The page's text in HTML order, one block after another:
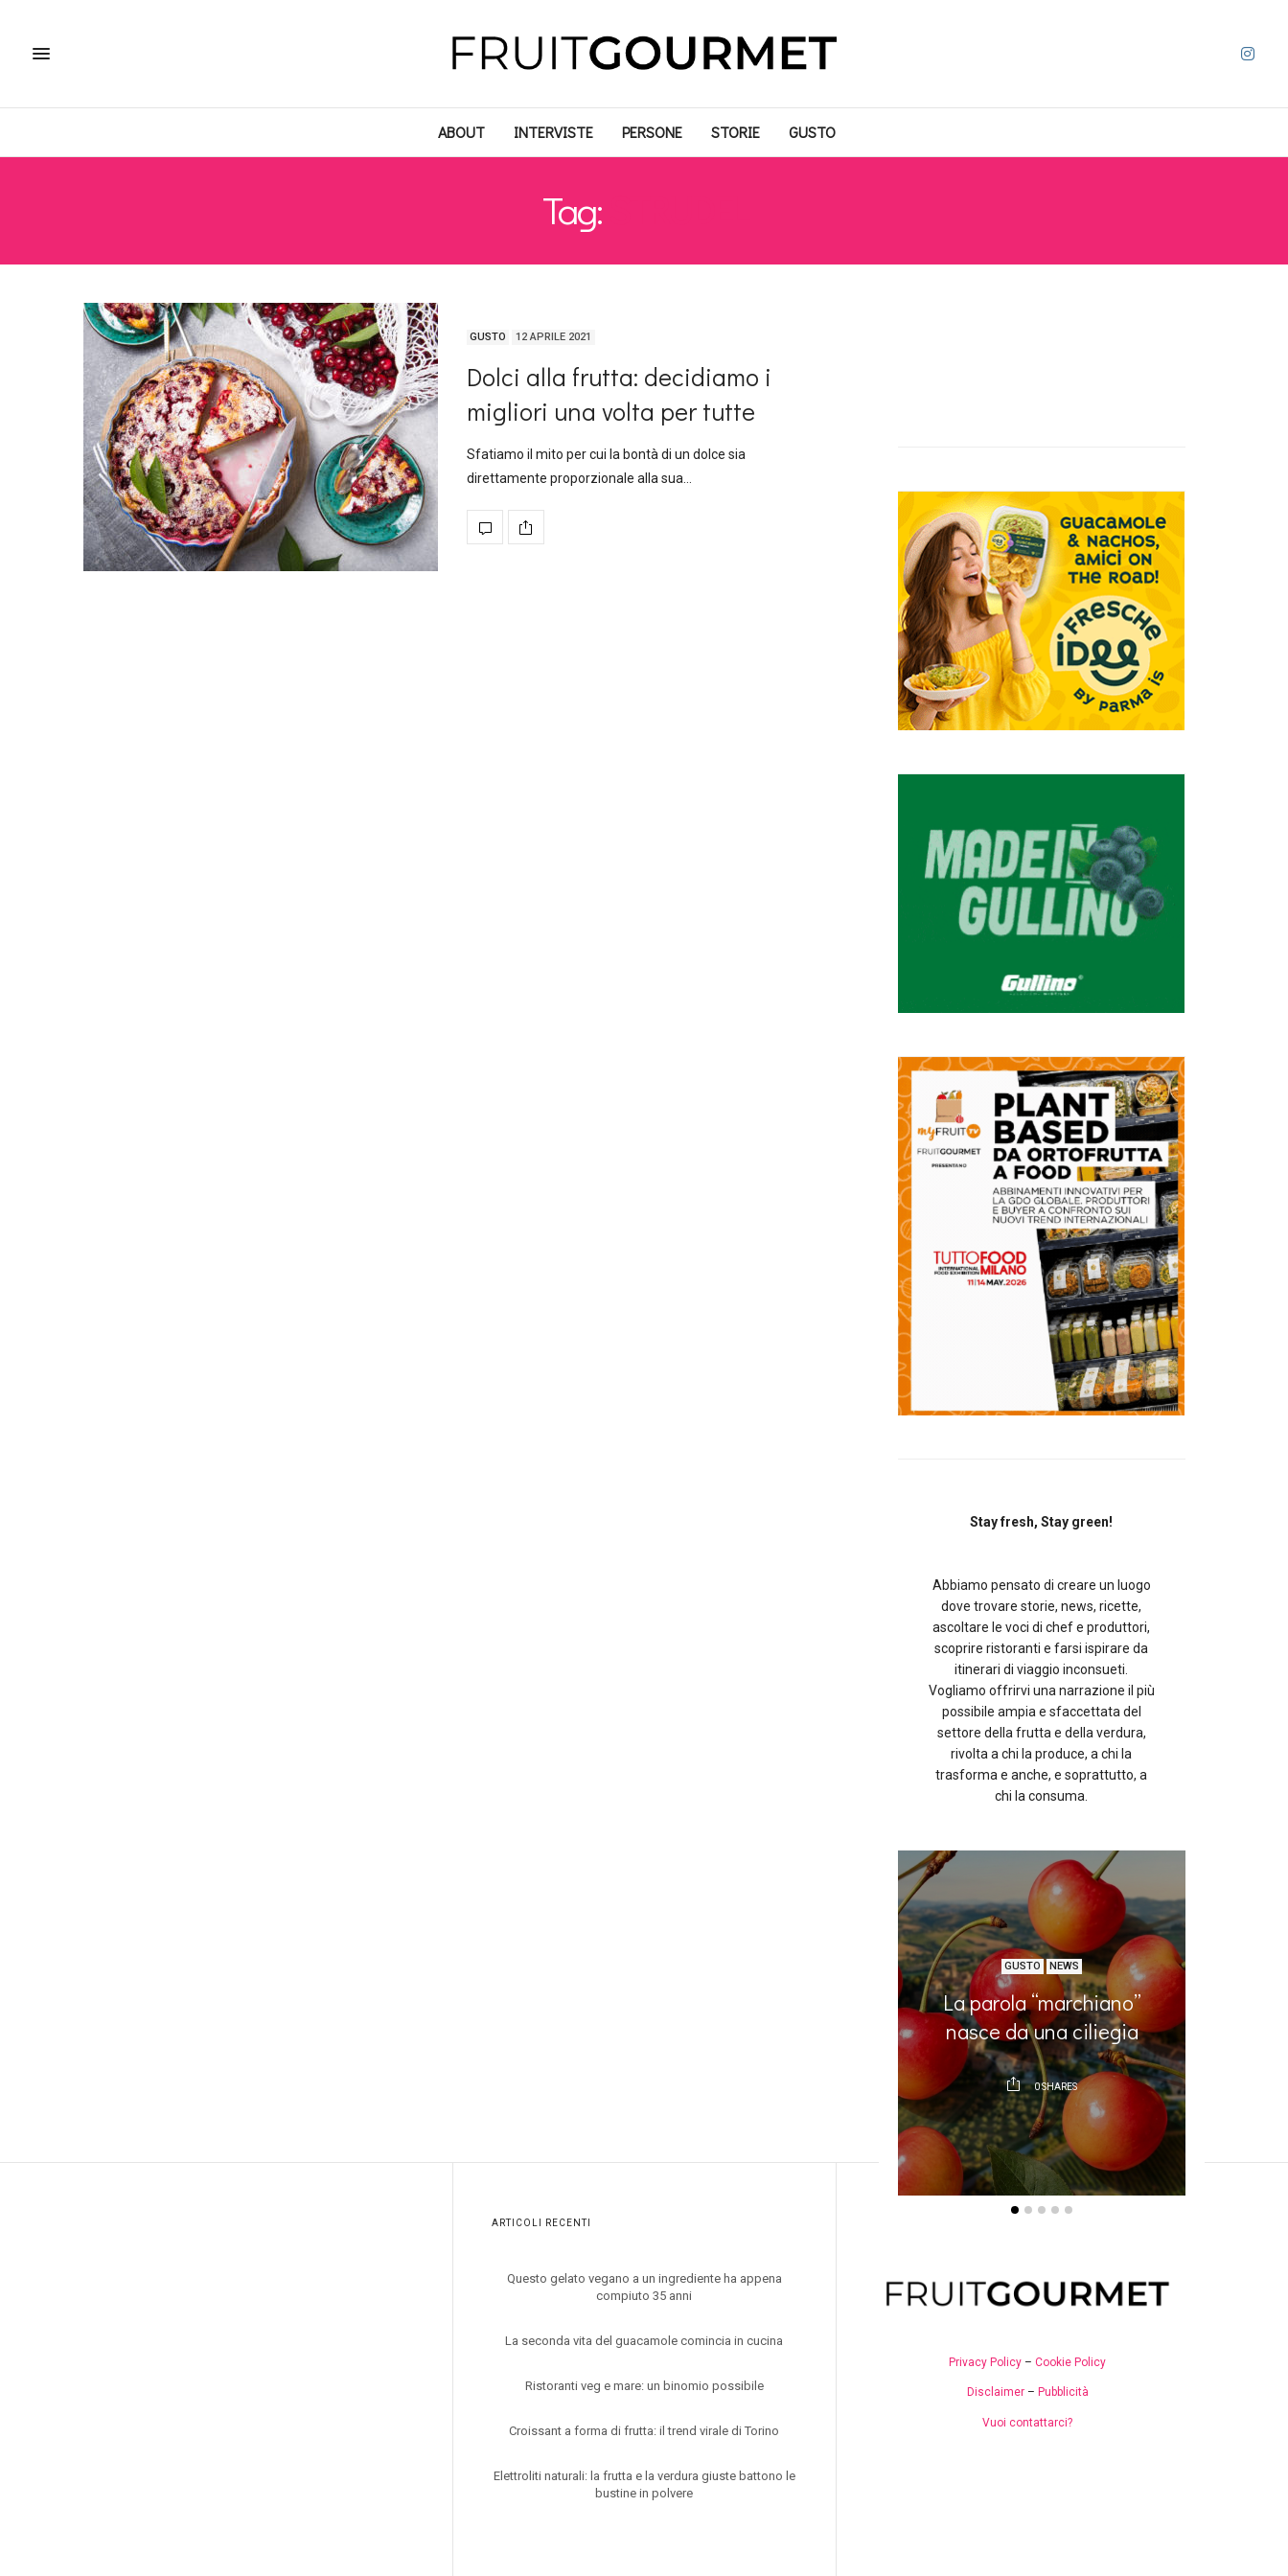
ABOUT INTERVISTE PERSONE STORIE GUSTO
Tag:
GUSTO 12 APRILE 2021
Dolci alla frutta: decidiamo i
migliori una volta per tutte
Sfatiamo il mito per cui la bontà di un dolce sia
direttamente proporzionale alla sua…
Stay fresh, Stay green!
Abbiamo pensato di creare un luogo
dove trovare storie, news, ricette,
ascoltare le voci di chef e produttori,
scoprire ristoranti e farsi ispirare da
itinerari di viaggio inconsueti.
Vogliamo offrirvi una narrazione il più
possibile ampia e sfaccettata del
settore della frutta e della verdura,
rivolta a chi la produce, a chi la
trasforma e anche, e soprattutto, a
chi la consuma.
GUSTO NEWS
La parola “marchiano”
nasce da una ciliegia
0SHARES
ARTICOLI RECENTI
Questo gelato vegano a un ingrediente ha appena
compiuto 35 anni
La seconda vita del guacamole comincia in cucina
Ristoranti veg e mare: un binomio possibile
Croissant a forma di frutta: il trend virale di Torino
Elettroliti naturali: la frutta e la verdura giuste battono le
bustine in polvere
Privacy Policy –Cookie Policy
Disclaimer– Pubblicità
Vuoi contattarci?